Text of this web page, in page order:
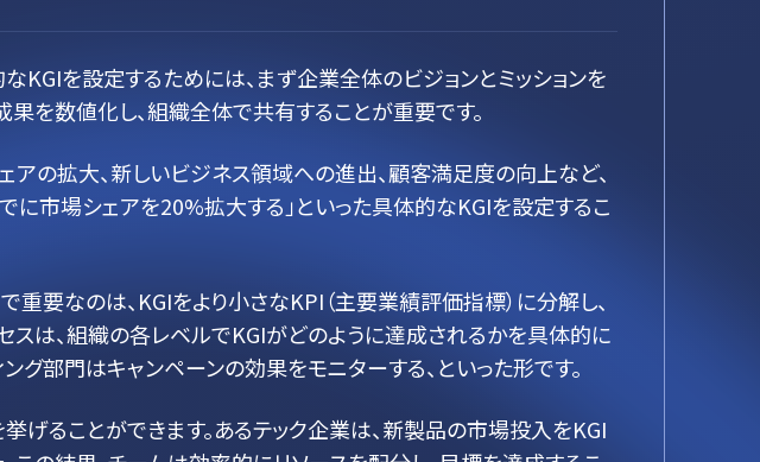
を設定するためには、まず企業全体のビジョンとミッションを
を数値化し、組織全体で共有することが重要です。
の拡大、新しいビジネス領域への進出、顧客満足度の向上など、
に市場シェアを20%拡大する」といった具体的なKGIを設定するこ
要なのは、KGIをより小さなKPI（主要業績評価指標）に分解し、
スは、組織の各レベルでKGIがどのように達成されるかを具体的に
グ部門はキャンペーンの効果をモニターする、といった形です。
げることができます。あるテック企業は、新製品の市場投入をKGI